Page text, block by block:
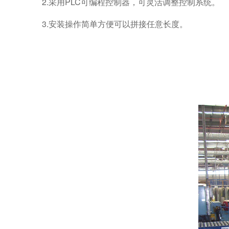
3.安装操作简单方便可以拼接任意长度。